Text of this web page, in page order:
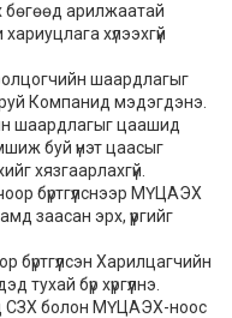
бөгөөд арилжаатай
хүлээхгүй
шаардлагыг
Компанид мэдэгдэнэ.
шаардлагыг цаашид
буй үнэт цаасыг
хязгаарлахгүй.
бүртгүүлснээр МҮЦАЭХ
заасан эрх, үүргийг
Харилцагчийн
тухай бүр хүргүүлнэ.
СЗХ болон МҮЦАЭХ-ноос